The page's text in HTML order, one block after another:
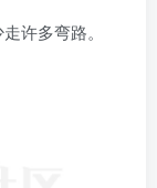
许多弯路。